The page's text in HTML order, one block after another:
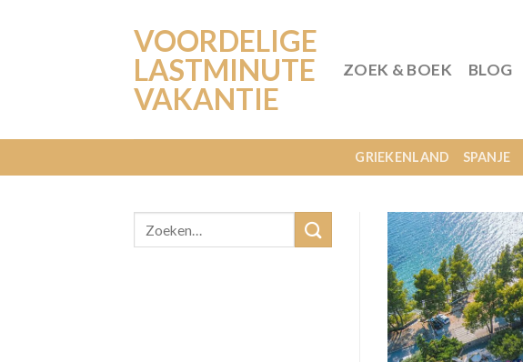
VOORDELIGE
LASTMINUTE
VAKANTIE
ZOEK & BOEK BLOG
GRIEKENLAND SPANJE